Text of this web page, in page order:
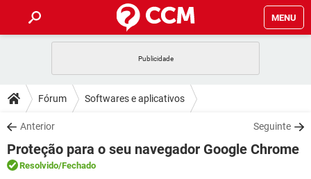
MENU
CELULAR FACEBOOK
OUTLOOK
INSTAGRAM GMAIL
GUIA DE COMPRAS
DICAS
JOGOS WHATSAPP
OUTLOOK
DOWNLOADS
JOGOS WHATSAPP
CELULAR
FÓRUM
Fórum Softwares e aplicativos
Anterior Seguinte
Proteção para o seu navegador Google Chrome
Resolvido/Fechado